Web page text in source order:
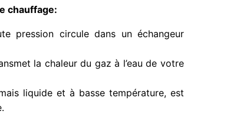
chauffage:
pression circule dans un échangeur
la chaleur du gaz à l’eau de votre
liquide et à basse température, est